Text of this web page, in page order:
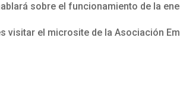
sobre el funcionamiento de la
visitar el microsite de la Asociación